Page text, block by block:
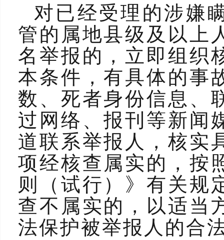
对已经受理的涉嫌
管的属地县级及以上
名举报的，立即组织
本条件，有具体的事
数、死者身份信息、
过网络、报刊等新闻
道联系举报人，核实
项经核查属实的，按
则（试行）》有关规
查不属实的，以适当
法保护被举报人的合